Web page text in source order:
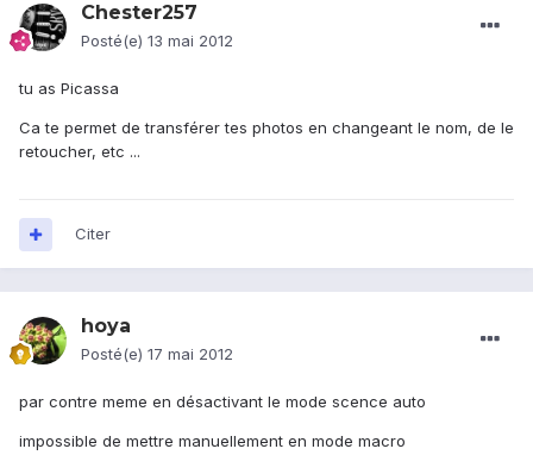
Chester257
Posté(e) 13 mai 2012
tu as Picassa
Ca te permet de transférer tes photos en changeant le nom, de le
retoucher, etc ...
Citer
hoya
Posté(e) 17 mai 2012
par contre meme en désactivant le mode scence auto
impossible de mettre manuellement en mode macro